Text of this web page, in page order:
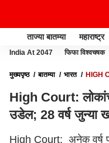
ताज्या बातम्या महाराष्ट्र
India At 2047 फिफा विश्वचषक
मुख्यपृष्ठ बातम्या भारत
HIGH
High Court:
उडेल; 28 वर्ष जुन्या
High Court: अनेक वर्ष